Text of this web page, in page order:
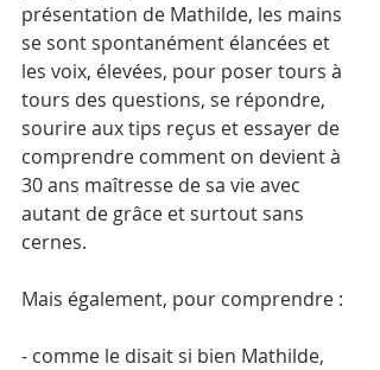
présentation de Mathilde, les mains
se sont spontanément élancées et
les voix, élevées, pour poser tours à
tours des questions, se répondre,
sourire aux tips reçus et essayer de
comprendre comment on devient à
30 ans maîtresse de sa vie avec
autant de grâce et surtout sans
cernes.
Mais également, pour comprendre :
- comme le disait si bien Mathilde,